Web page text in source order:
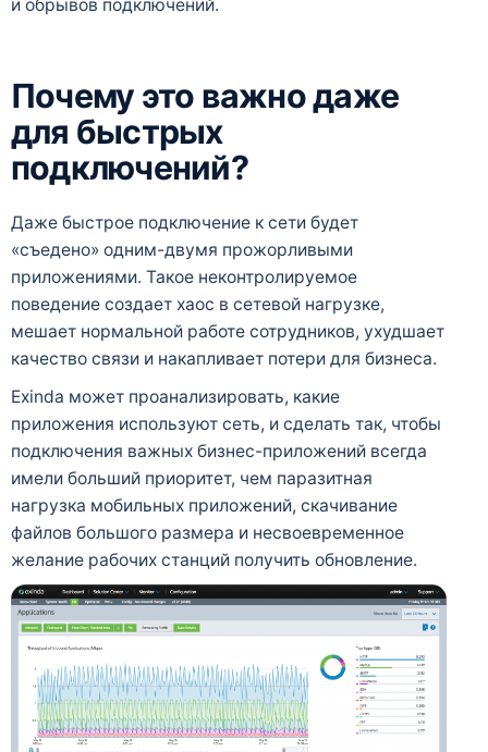
и обрывов подключений.
Почему это важно даже
для быстрых
подключений?
Даже быстрое подключение к сети будет
«съедено» одним-двумя прожорливыми
приложениями. Такое неконтролируемое
поведение создает хаос в сетевой нагрузке,
мешает нормальной работе сотрудников, ухудшает
качество связи и накапливает потери для бизнеса.
Exinda может проанализировать, какие
приложения используют сеть, и сделать так, чтобы
подключения важных бизнес-приложений всегда
имели больший приоритет, чем паразитная
нагрузка мобильных приложений, скачивание
файлов большого размера и несвоевременное
желание рабочих станций получить обновление.